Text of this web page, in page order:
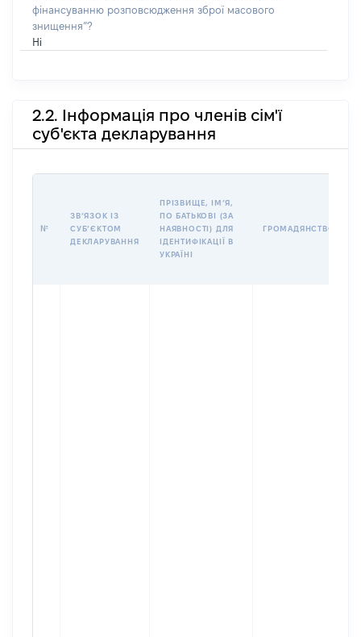
фінансуванню розповсюдження зброї масового
знищення”?
Ні
2.2. Інформація про членів сім'ї
суб'єкта декларування
№
ЗВʼЯЗОК ІЗ
СУБʼЄКТОМ
ДЕКЛАРУВАННЯ
ПРІЗВИЩЕ, ІМʼЯ,
ПО БАТЬКОВІ (ЗА
НАЯВНОСТІ) ДЛЯ
ІДЕНТИФІКАЦІЇ В
УКРАЇНІ
ГРОМАДЯНСТВО